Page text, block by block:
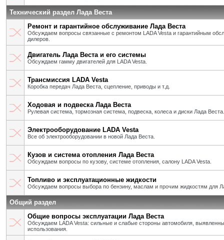
Технический раздел Лада Веста
Ремонт и гарантийное обслуживание Лада Веста
Обсуждаем вопросы связанные с ремонтом LADA Vesta и гарантийным
дилеров.
Двигатель Лада Веста и его системы
Обсуждаем гамму двигателей для LADA Vesta.
Трансмиссия LADA Vesta
Коробка передач Лада Веста, сцепление, приводы и т.д.
Ходовая и подвеска Лада Веста
Рулевая система, тормозная система, подвеска, колеса и диски Лада Веста.
Электрооборудование LADA Vesta
Все об электрооборудовании в новой Лада Веста.
Кузов и система отопления Лада Веста
Обсуждаем вопросы по кузову, системе отопления, салону LADA Vesta.
Топливо и эксплуатационные жидкости
Обсуждаем вопросы выбора по бензину, маслам и прочим жидкостям для
Общий раздел
Общие вопросы эксплуатации Лада Веста
Обсуждаем LADA Vesta: сильные и слабые стороны автомобиля,
использования.